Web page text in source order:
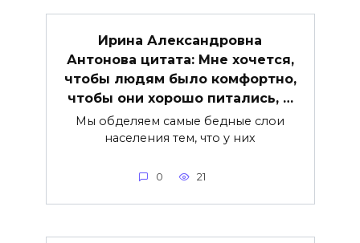
Ирина Александровна
Антонова цитата: Мне хочется,
чтобы людям было комфортно,
чтобы они хорошо питались, …
Мы обделяем самые бедные слои
населения тем, что у них
0 21